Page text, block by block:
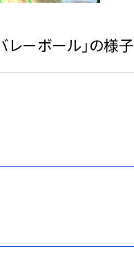
レーボール」の様子